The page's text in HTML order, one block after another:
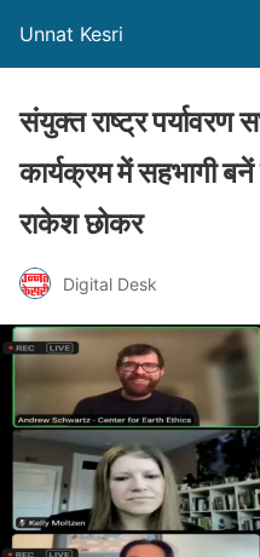
Unnat Kesri
संयुक्त राष्ट्र पर्यावरण
कार्यक्रम में सहभागी
राकेश छोकर
Digital Desk